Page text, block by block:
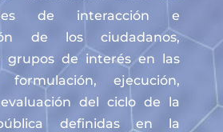
de interacción e
de los ciudadanos,
grupos de interés en las
ejecución,
del ciclo de la
definidas en la